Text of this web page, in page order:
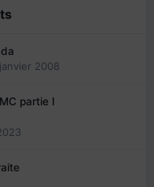
2008
partie I